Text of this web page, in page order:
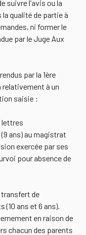
suivre l'avis ou la
la qualité de partie à
ni former le
par le Juge Aux
par la 1ère
relativement à un
saisie :
lettres
ans) au magistrat
exercée par ses
pour absence de
transfert de
(10 ans et 6 ans).
en raison de
chacun des parents